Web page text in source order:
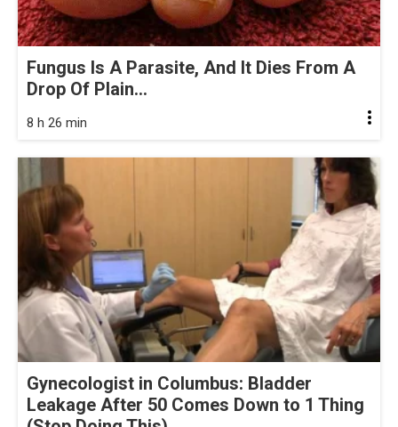
Fungus Is A Parasite, And It Dies From A
Drop Of Plain...
8 h 26 min
Gynecologist in Columbus: Bladder
Leakage After 50 Comes Down to 1 Thing